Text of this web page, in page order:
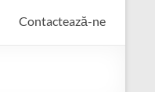
Contactează-ne